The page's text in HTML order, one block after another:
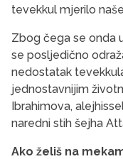
tevekkul mjerilo
Zbog čega se onda
se posljedično
nedostatak
jednostavnijim
Ibrahimova,
naredni stih šejha
Ako želiš na